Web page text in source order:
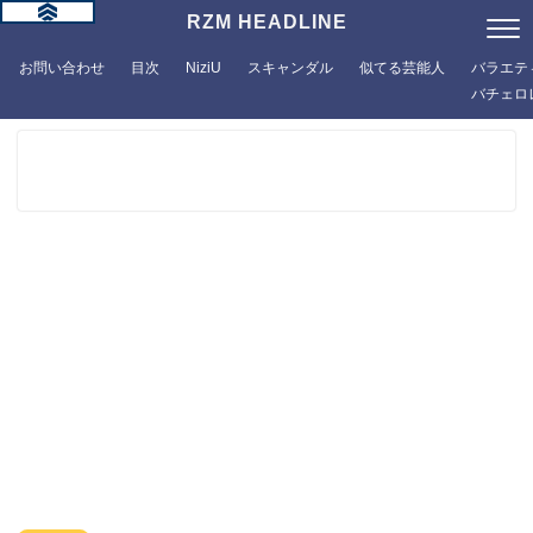
RZM HEADLINE
お問い合わせ 目次 NiziU スキャンダル 似てる芸能人
バラエテ
バチェロ